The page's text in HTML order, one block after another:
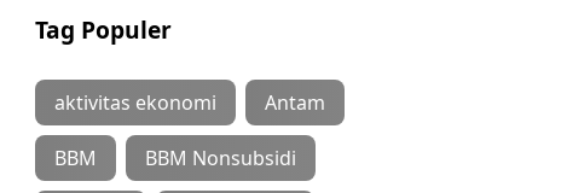
Tag Populer
aktivitas ekonomi Antam
BBM BBM Nonsubsidi